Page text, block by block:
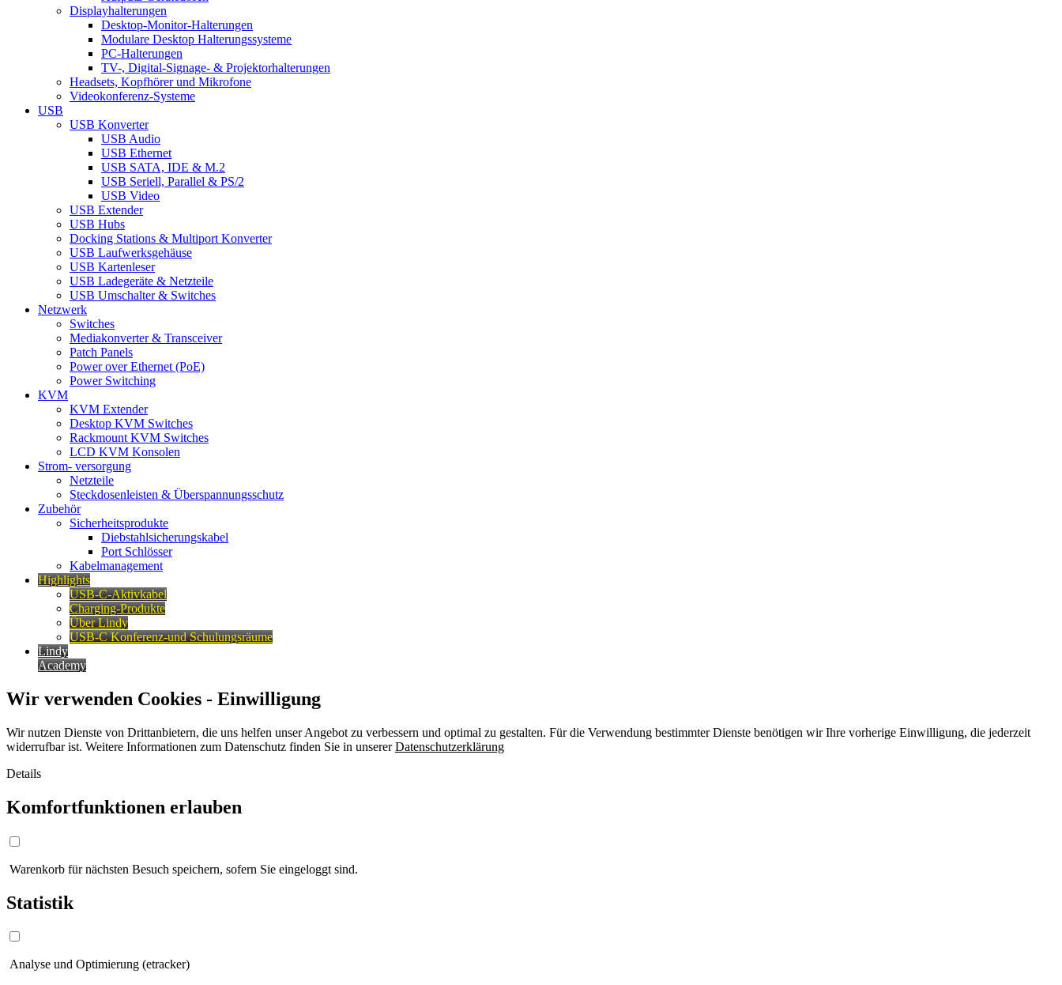
Displayhalterungen
Desktop-Monitor-Halterungen
Modulare Desktop Halterungssysteme
PC-Halterungen
TV-, Digital-Signage- & Projektorhalterungen
Headsets, Kopfhörer und Mikrofone
Videokonferenz-Systeme
USB
USB Konverter
USB Audio
USB Ethernet
USB SATA, IDE & M.2
USB Seriell, Parallel & PS/2
USB Video
USB Extender
USB Hubs
Docking Stations & Multiport Konverter
USB Laufwerksgehäuse
USB Kartenleser
USB Ladegeräte & Netzteile
USB Umschalter & Switches
Netzwerk
Switches
Mediakonverter & Transceiver
Patch Panels
Power over Ethernet (PoE)
Power Switching
KVM
KVM Extender
Desktop KVM Switches
Rackmount KVM Switches
LCD KVM Konsolen
Strom- versorgung
Netzteile
Steckdosenleisten & Überspannungsschutz
Zubehör
Sicherheitsprodukte
Diebstahlsicherungskabel
Port Schlösser
Kabelmanagement
Highlights
USB-C-Aktivkabel
Charging-Produkte
Über Lindy
USB-C Konferenz-und Schulungsräume
Lindy
Academy
Wir verwenden Cookies - Einwilligung
Wir nutzen Dienste von Drittanbietern, die uns helfen unser Angebot zu verbessern und optimal zu gestalten. Für die Verwendung bestimmter Dienste benötigen wir Ihre vorherige Einwilligung, die jederzeit
widerrufbar ist. Weitere Informationen zum Datenschutz finden Sie in unsererDatenschutzerklärung
Details
Komfortfunktionen erlauben
Warenkorb für nächsten Besuch speichern, sofern Sie eingeloggt sind.
Statistik
Analyse und Optimierung (etracker)